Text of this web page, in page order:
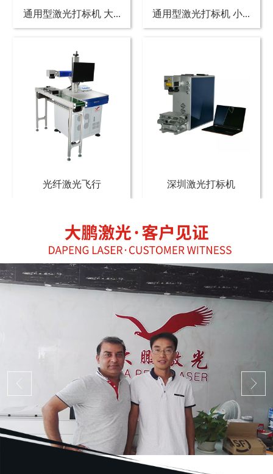
通用型激光打标机 大... 通用型激光打标机 小...
光纤激光飞行 深圳激光打标机